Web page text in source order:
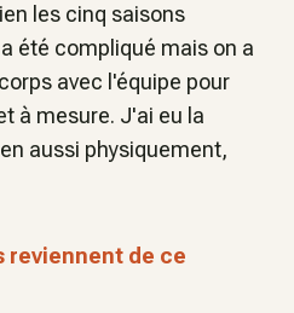
les cinq saisons
été compliqué mais on a
avec l'équipe pour
à mesure. J'ai eu la
aussi physiquement,
reviennent de ce